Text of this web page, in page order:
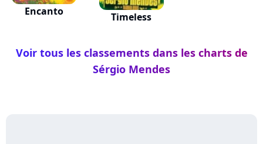
Encanto Timeless
Voir tous les classements dans les charts de
Sérgio Mendes